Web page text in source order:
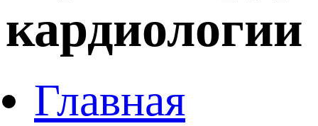
кардиологии
Главная